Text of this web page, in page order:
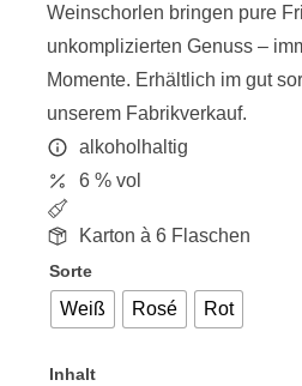
Weinschorlen bringen pure
unkomplizierten Genuss –
Momente. Erhältlich im gut
unserem Fabrikverkauf.
alkoholhaltig
6 % vol
Karton à 6 Flaschen
Sorte
Weiß Rosé Rot
Inhalt